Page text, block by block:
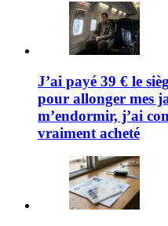
J’ai payé 39 € le
pour allonger mes
m’endormir, j’ai
vraiment acheté